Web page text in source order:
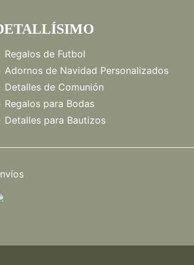
Regalos de Futbol
Adornos de Navidad Personalizados
Detalles de Comunión
Regalos para Bodas
Detalles para Bautizos